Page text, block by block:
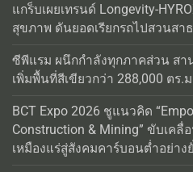
แกร็บเผยเทรนด์ Longevity-
สุขภาพ ดันยอดเรียกรถไปสวนสา
ซีพีแรม ผนึกกำลังทุกภาคส่วน สา
เพิ่มพื้นที่สีเขียวกว่า 288,000 ตร.
BCT Expo 2026 ชูแนวคิด
Construction & Mining” ขับเคลื่
เหมืองแร่สู่สังคมคาร์บอนต่ำอย่าง